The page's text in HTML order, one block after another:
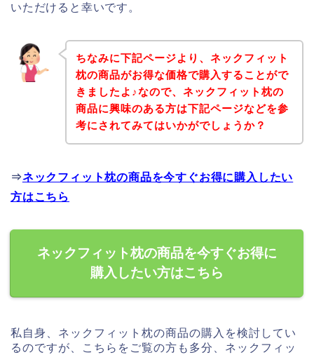
いただけると幸いです。
ちなみに下記ページより、ネックフィット
枕の商品がお得な価格で購入することがで
きましたよ♪なので、ネックフィット枕の
商品に興味のある方は下記ページなどを参
考にされてみてはいかがでしょうか？
⇒ネックフィット枕の商品を今すぐお得に購入したい
方はこちら
ネックフィット枕の商品を今すぐお得に
購入したい方はこちら
私自身、ネックフィット枕の商品の購入を検討してい
るのですが、こちらをご覧の方も多分、ネックフィッ